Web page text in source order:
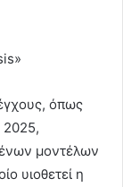
όπως
2025,
μοντέλων
υιοθετεί η